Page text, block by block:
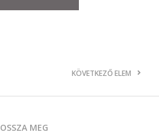
KÖVETKEZŐ ELEM
OSSZA MEG